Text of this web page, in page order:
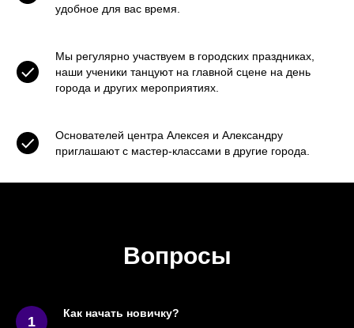
удобное для вас время.
Мы регулярно участвуем в городских праздниках,
наши ученики танцуют на главной сцене на день
города и других мероприятиях.
Основателей центра Алексея и Александру
приглашают с мастер-классами в другие города.
Вопросы
Как начать новичку?